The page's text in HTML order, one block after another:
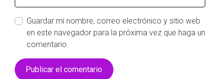
Guardar mi nombre, correo electrónico y sitio web
en este navegador para la próxima vez que haga un
comentario.